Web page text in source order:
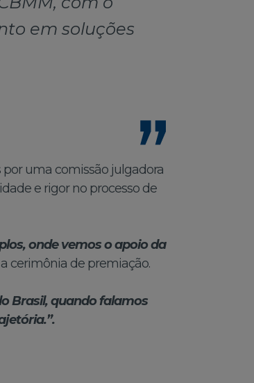
em soluções
por uma comissão julgadora
e rigor no processo de
onde vemos o apoio da
cerimônia de premiação.
Brasil, quando falamos